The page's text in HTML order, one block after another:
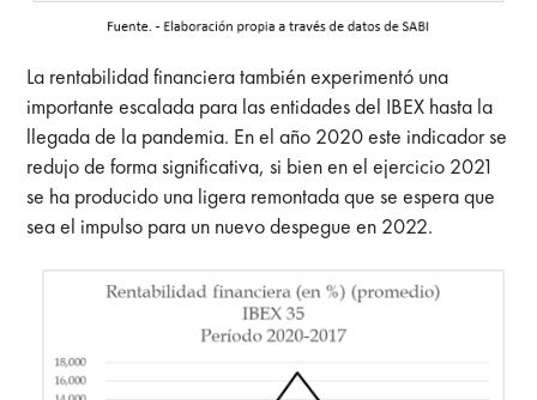
La rentabilidad financiera también experimentó una
importante escalada para las entidades del IBEX hasta la
llegada de la pandemia. En el año 2020 este indicador se
redujo de forma significativa, si bien en el ejercicio 2021
se ha producido una ligera remontada que se espera que
sea el impulso para un nuevo despegue en 2022.